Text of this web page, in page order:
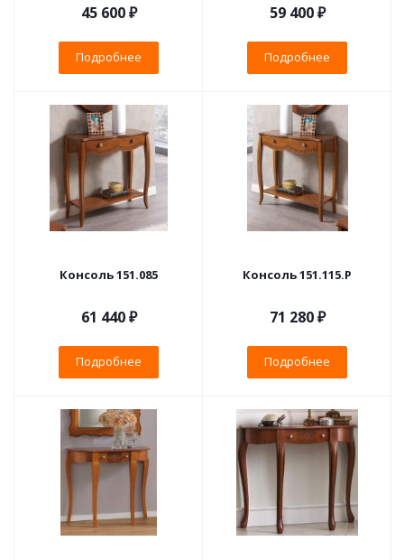
45 600 ₽
Подробнее
59 400 ₽
Подробнее
Консоль 151.085
61 440 ₽
Подробнее
Консоль 151.115.P
71 280 ₽
Подробнее